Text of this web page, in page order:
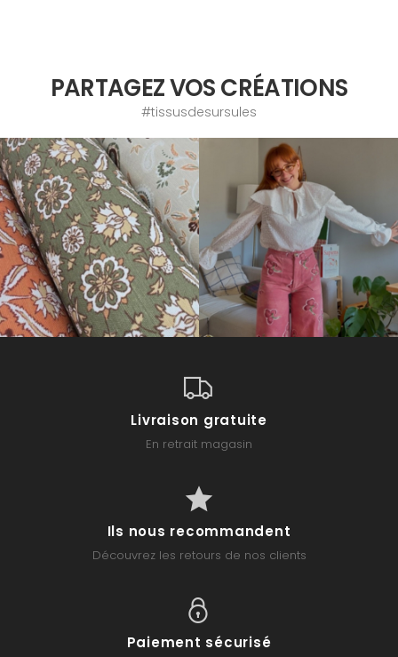
PARTAGEZ VOS CRÉATIONS
#tissusdesursules
Livraison gratuite
En retrait magasin
Ils nous recommandent
Découvrez les retours de nos clients
Paiement sécurisé